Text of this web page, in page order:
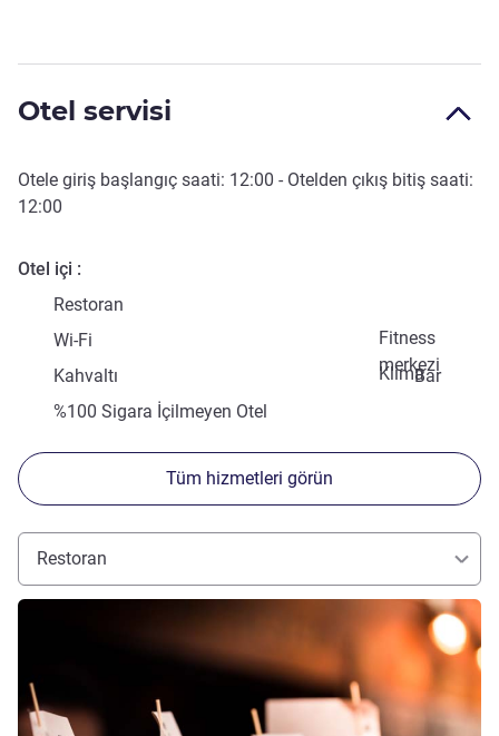
Otel servisi
Otele giriş başlangıç saati: 12:00 - Otelden çıkış bitiş saati:
12:00
Otel içi
Restoran
Fitness
merkezi
Wi-Fi
Klima
Kahvaltı
Bar
%100 Sigara İçilmeyen Otel
Tüm hizmetleri görün
Restoran
Ayrıntıları göster